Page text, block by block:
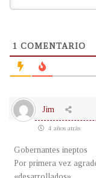
1 COMENTARIO
Jim
4 años atrás
Gobernantes ineptos
Por primera vez